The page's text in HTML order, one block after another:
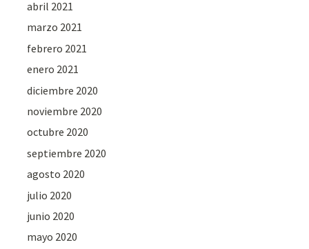
abril 2021
marzo 2021
febrero 2021
enero 2021
diciembre 2020
noviembre 2020
octubre 2020
septiembre 2020
agosto 2020
julio 2020
junio 2020
mayo 2020